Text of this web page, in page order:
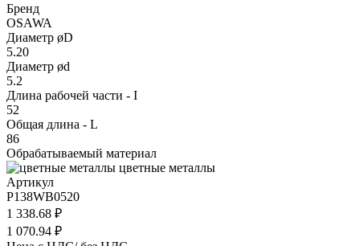
Бренд
OSAWA
Диаметр øD
5.20
Диаметр ød
5.2
Длина рабочей части - I
52
Общая длина - L
86
Обрабатываемый материал
цветные металлы
Артикул
P138WB0520
1 338.68 ₽
1 070.94 ₽